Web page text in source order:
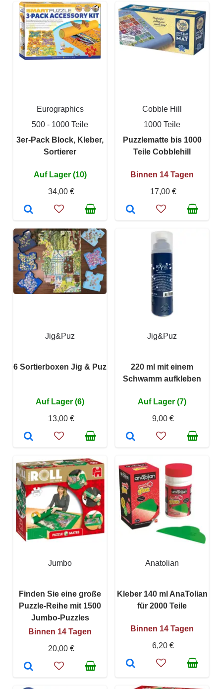
Eurographics
500 - 1000 Teile
3er-Pack Block, Kleber,
Sortierer
Auf Lager (10)
34,00 €
Cobble Hill
1000 Teile
Puzzlematte bis 1000
Teile Cobblehill
Binnen 14 Tagen
17,00 €
Jig&Puz
6 Sortierboxen Jig & Puz
Auf Lager (6)
13,00 €
Jig&Puz
220 ml mit einem
Schwamm aufkleben
Auf Lager (7)
9,00 €
Jumbo
Finden Sie eine große
Puzzle-Reihe mit 1500
Jumbo-Puzzles
Binnen 14 Tagen
20,00 €
Anatolian
Kleber 140 ml AnaTolian
für 2000 Teile
Binnen 14 Tagen
6,20 €